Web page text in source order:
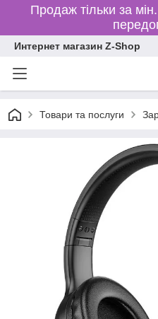
Продаж тільки за
Интернет магазин Z-Shop
Товари та послуги